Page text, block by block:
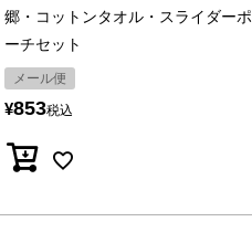
郷・コットンタオル・スライダーポ
ーチセット
メール便
¥853税込